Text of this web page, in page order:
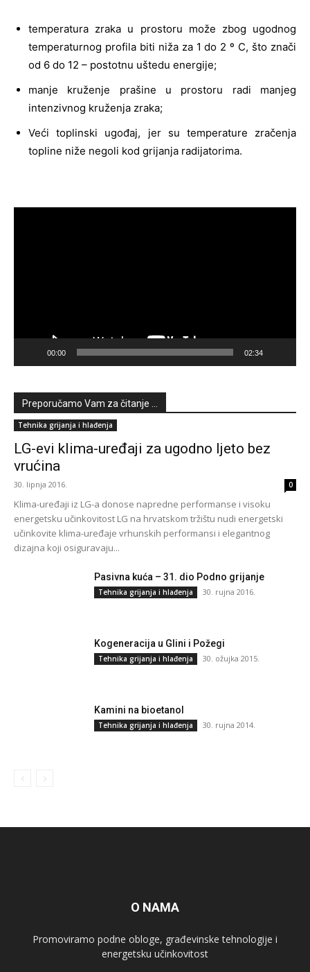
temperatura zraka u prostoru može zbog ugodnog
temperaturnog profila biti niža za 1 do 2 º C, što znači
od 6 do 12 – postotnu uštedu energije;
manje kruženje prašine u prostoru radi manjeg
intenzivnog kruženja zraka;
Veći toplinski ugođaj, jer su temperature zračenja
topline niže negoli kod grijanja radijatorima.
00:00 02:34
Preporučamo Vam za čitanje ...
Tehnika grijanja i hlađenja
LG-evi klima-uređaji za ugodno ljeto bez
vrućina
30. lipnja 2016. 0
Klima-uređaji iz LG-a donose napredne performanse i visoku
energetsku učinkovitost LG na hrvatskom tržištu nudi energetski
učinkovite klima-uređaje vrhunskih performansi i elegantnog
dizajna koji osiguravaju...
Pasivna kuća – 31. dio Podno grijanje
Tehnika grijanja i hlađenja 30. rujna 2016.
Kogeneracija u Glini i Požegi
Tehnika grijanja i hlađenja 30. ožujka 2015.
Kamini na bioetanol
Tehnika grijanja i hlađenja 30. rujna 2014.
O NAMA
Promoviramo podne obloge, građevinske tehnologije i
energetsku učinkovitost